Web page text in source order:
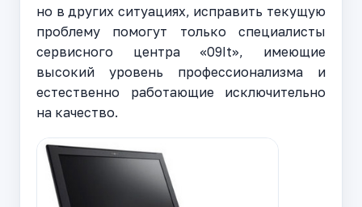
но в других ситуациях, исправить текущую
проблему помогут только специалисты
сервисного центра «09It», имеющие
высокий уровень профессионализма и
естественно работающие исключительно
на качество.